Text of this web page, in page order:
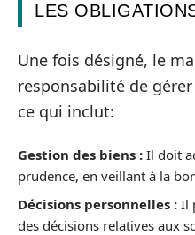
LES
Une fois désigné, le
responsabilité de
ce qui inclut:
Gestion des biens : Il doit
prudence, en veillant à la
Décisions personnelles : Il
des décisions relatives aux